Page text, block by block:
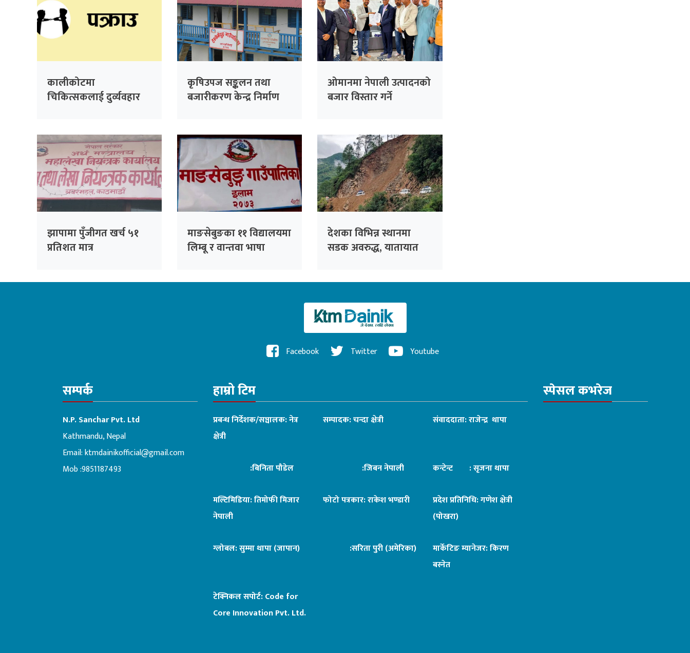
कालीकोटमा
चिकित्सकलाई दुर्व्यवहार
कृषिउपज सङ्कलन तथा
बजारीकरण केन्द्र निर्माण
ओमानमा नेपाली उत्पादनको
बजार विस्तार गर्ने
झापामा पुँजीगत खर्च ५१
प्रतिशत मात्र
माङसेबुङका ११ विद्यालयमा
लिम्बू र वान्तवा भाषा
देशका विभिन्न स्थानमा
सडक अवरुद्ध, यातायात
Facebook Twitter Youtube
सम्पर्क
N.P. Sanchar Pvt. Ltd
Kathmandu, Nepal
Email:ktmdainikofficial@gmail.com
Mob :9851187493
हाम्रो टिम
प्रबन्ध निर्देशक/सञ्चालक: नेत्र
क्षेत्री
सम्पादक: चन्दा क्षेत्री संवाददाता: राजेन्द्र थापा
:बिनिता पौडेल :जिबन नेपाली कन्टेन्ट : सृजना थापा
मल्टिमिडिया: तिमोफी मिजार
नेपाली
फोटो पत्रकार: राकेश भण्डारी
प्रदेश प्रतिनिधि: गणेश क्षेत्री
(पोखरा)
ग्लोबल: सुम्मा थापा (जापान) :सरिता पुरी (अमेरिका)
मार्केटिङ म्यानेजर: किरण
बस्नेत
टेक्निकल सपोर्ट:Code for
Core Innovation Pvt. Ltd.
स्पेसल कभरेज